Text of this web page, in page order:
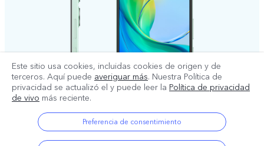
Este sitio usa cookies, incluidas cookies de origen y de
terceros. Aquí puede averiguar más. Nuestra Política de
privacidad se actualizó el y puede leer la Política de privacidad
de vivo más reciente.
Preferencia de consentimiento